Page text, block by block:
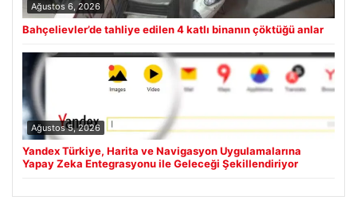
Ağustos 6, 2026
Bahçelievler’de tahliye edilen 4 katlı binanın çöktüğü anlar
Ağustos 5, 2026
Yandex Türkiye, Harita ve Navigasyon Uygulamalarına
Yapay Zeka Entegrasyonu ile Geleceği Şekillendiriyor